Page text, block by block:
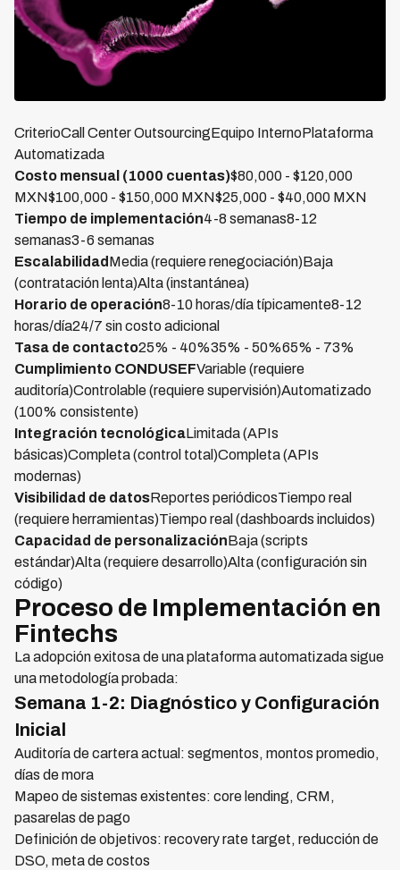
CriterioCall Center OutsourcingEquipo InternoPlataforma
Automatizada
Costo mensual (1000 cuentas)$80,000 - $120,000
MXN$100,000 - $150,000 MXN$25,000 - $40,000 MXN
Tiempo de implementación4-8 semanas8-12
semanas3-6 semanas
Escalabilidad Media (requiere renegociación)Baja
(contratación lenta)Alta (instantánea)
Horario de operación8-10 horas/día típicamente8-12
horas/día24/7 sin costo adicional
Tasa de contacto25% - 40%35% - 50%65% - 73%
Cumplimiento CONDUSEFVariable (requiere
auditoría)Controlable (requiere supervisión)Automatizado
(100% consistente)
Integración tecnológicaLimitada (APIs
básicas)Completa (control total)Completa (APIs
modernas)
Visibilidad de datosReportes periódicosTiempo real
(requiere herramientas)Tiempo real (dashboards incluidos)
Capacidad de personalizaciónBaja (scripts
estándar)Alta (requiere desarrollo)Alta (configuración sin
código)
Proceso de Implementación en
Fintechs
La adopción exitosa de una plataforma automatizada sigue
una metodología probada:
Semana 1-2: Diagnóstico y Configuración
Inicial
Auditoría de cartera actual: segmentos, montos promedio,
días de mora
Mapeo de sistemas existentes: core lending, CRM,
pasarelas de pago
Definición de objetivos: recovery rate target, reducción de
DSO, meta de costos